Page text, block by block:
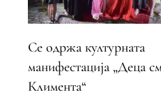
Се одржа културната
манифестација „Деца
Климента“